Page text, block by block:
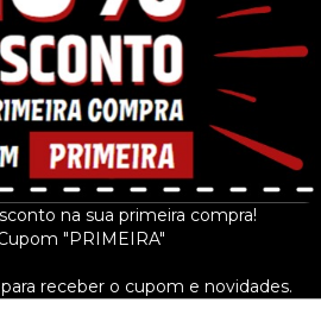
na sua primeira compra!
"PRIMEIRA"
receber o cupom e novidades.